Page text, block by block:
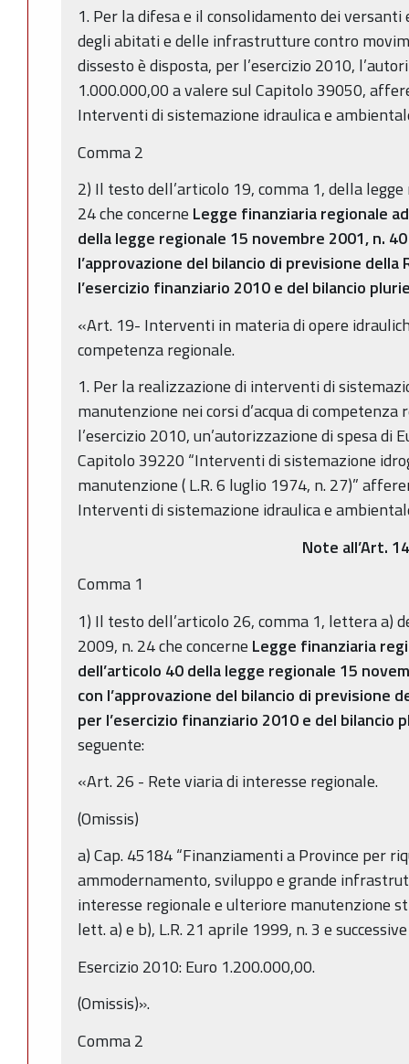
1. Per la difesa e il consolidamento dei
degli abitati e delle infrastrutture contro
dissesto è disposta, per l’esercizio 2010,
1.000.000,00 a valere sul Capitolo 39050,
Interventi di sistemazione idraulica e
Comma 2
2) Il testo dell’articolo 19, comma 1, della
24 che concerne Legge finanziaria regionale
della legge regionale 15 novembre 2001, n.
l’approvazione del bilancio di previsione della
l’esercizio finanziario 2010 e del bilancio
«Art. 19- Interventi in materia di opere
competenza regionale.
1. Per la realizzazione di interventi di
manutenzione nei corsi d’acqua di competenza
l’esercizio 2010, un’autorizzazione di spesa di
Capitolo 39220 “Interventi di sistemazione
manutenzione ( L.R. 6 luglio 1974, n. 27)”
Interventi di sistemazione idraulica e
Note all’Art. 14
Comma 1
1) Il testo dell’articolo 26, comma 1, lettera a)
2009, n. 24 che concerne Legge finanziaria
dell’articolo 40 della legge regionale 15
con l’approvazione del bilancio di previsione
per l’esercizio finanziario 2010 e del bilancio
seguente:
«Art. 26 - Rete viaria di interesse regionale.
(Omissis)
a) Cap. 45184 “Finanziamenti a Province per
ammodernamento, sviluppo e grande
interesse regionale e ulteriore manutenzione
lett. a) e b), L.R. 21 aprile 1999, n. 3 e
Esercizio 2010: Euro 1.200.000,00.
(Omissis)».
Comma 2